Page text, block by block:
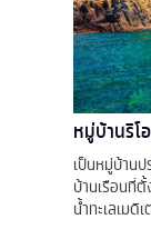
หมู่บ้านริโ
เป็นหมู่บ้าน
บ้านเรือนที่
นํ้าทะเลเมดิ